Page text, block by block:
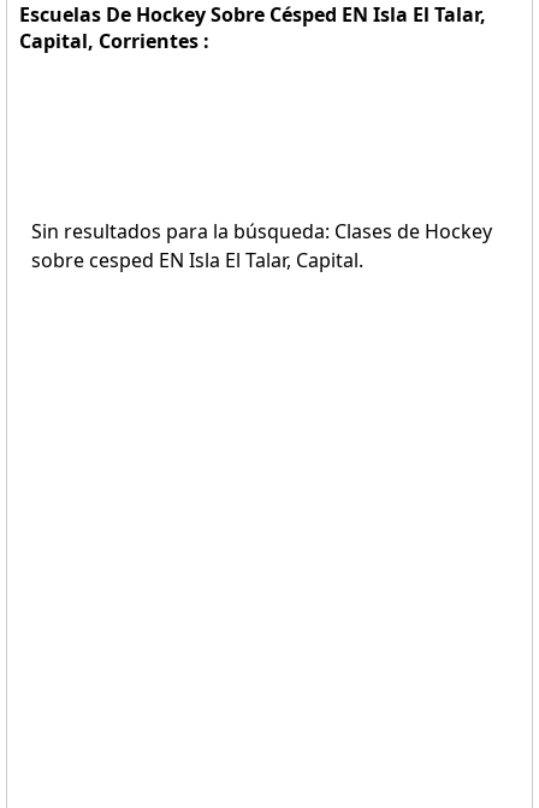
Escuelas De Hockey Sobre Césped EN Isla El Talar,
Capital, Corrientes :
Sin resultados para la búsqueda: Clases de Hockey
sobre cesped EN Isla El Talar, Capital.